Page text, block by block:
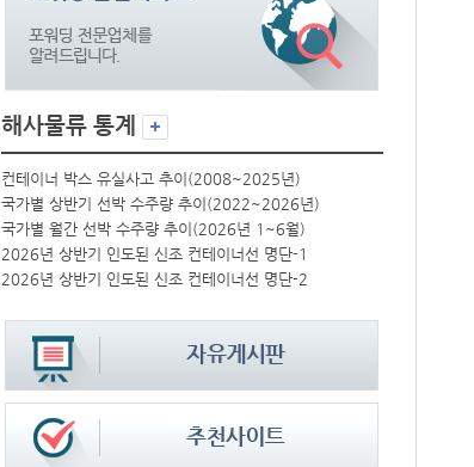
해사물류 통계
컨테이너 박스 유실사고 추이(2008~2025년)
국가별 상반기 선박 수주량 추이(2022~2026년)
국가별 월간 선박 수주량 추이(2026년 1~6월)
2026년 상반기 인도된 신조 컨테이너선 명단-1
2026년 상반기 인도된 신조 컨테이너선 명단-2